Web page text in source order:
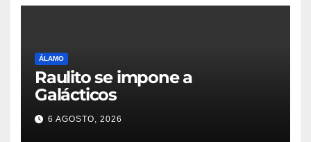
ÁLAMO
Raulito se impone a
Galácticos
6 AGOSTO, 2026